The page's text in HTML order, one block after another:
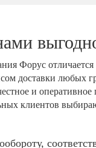
Форус
доставки любых
и оперативное
клиентов